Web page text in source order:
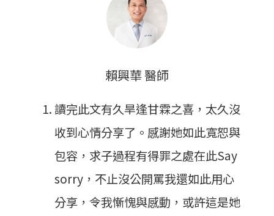
賴興華 醫師
讀完此文有久旱逢甘霖之喜，太久沒
收到心情分享了。感謝她如此寬恕與
包容，求子過程有得罪之處在此Say
sorry，不止沒公開罵我還如此用心
分享，令我慚愧與感動，或許這是她